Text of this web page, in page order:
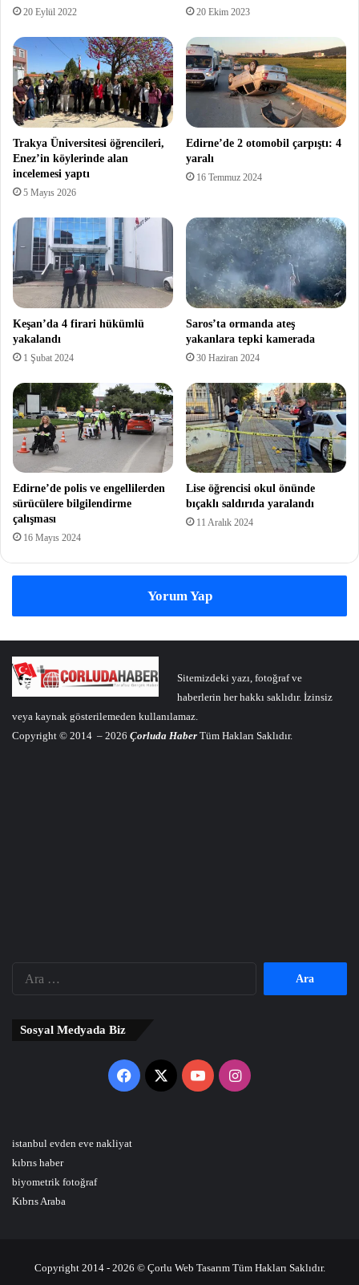
20 Eylül 2022 20 Ekim 2023
Trakya Üniversitesi öğrencileri,
Enez’in köylerinde alan
incelemesi yaptı
5 Mayıs 2026
Edirne’de 2 otomobil çarpıştı: 4
yaralı
16 Temmuz 2024
Keşan’da 4 firari hükümlü
yakalandı
1 Şubat 2024
Saros’ta ormanda ateş
yakanlara tepki kamerada
30 Haziran 2024
Edirne’de polis ve engellilerden
sürücülere bilgilendirme
çalışması
16 Mayıs 2024
Lise öğrencisi okul önünde
bıçaklı saldırıda yaralandı
11 Aralık 2024
Yorum Yap
Sitemizdeki yazı, fotoğraf ve
haberlerin her hakkı saklıdır. İzinsiz
veya kaynak gösterilemeden kullanılamaz.
Copyright © 2014 – 2026 Çorluda Haber Tüm Hakları Saklıdır.
Sosyal Medyada Biz
Facebook
X YouTubeInstagram
istanbul evden eve nakliyat
kıbrıs haber
biyometrik fotoğraf
Kıbrıs Araba
Copyright 2014 - 2026 © Çorlu Web Tasarım Tüm Hakları Saklıdır.